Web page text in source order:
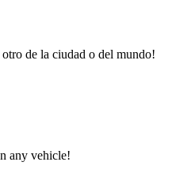
de la ciudad o del mundo!
any vehicle!